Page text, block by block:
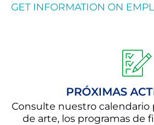
GET INFORMATION ON
PRÓXIMAS
Consulte nuestro calendario
de arte, los programas de